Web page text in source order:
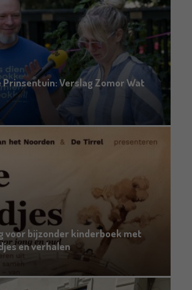
Prinsentuin: Verslag Zomor Wat
voor bijzonder kinderboek met
en verhalen